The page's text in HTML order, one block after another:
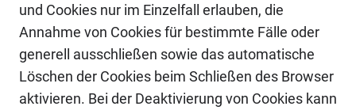
und Cookies nur im Einzelfall erlauben, die
Annahme von Cookies für bestimmte Fälle oder
generell ausschließen sowie das automatische
Löschen der Cookies beim Schließen des Browser
aktivieren. Bei der Deaktivierung von Cookies kann